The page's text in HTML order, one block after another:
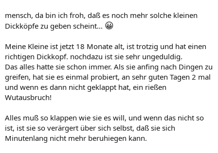
mensch, da bin ich froh, daß es noch mehr solche kleinen
Dickköpfe zu geben scheint... 😀
Meine Kleine ist jetzt 18 Monate alt, ist trotzig und hat einen
richtigen Dickkopf. nochdazu ist sie sehr ungeduldig.
Das alles hatte sie schon immer. Als sie anfing nach Dingen zu
greifen, hat sie es einmal probiert, an sehr guten Tagen 2 mal
und wenn es dann nicht geklappt hat, ein rießen
Wutausbruch!
Alles muß so klappen wie sie es will, und wenn das nicht so
ist, ist sie so verärgert über sich selbst, daß sie sich
Minutenlang nicht mehr beruhiegen kann.